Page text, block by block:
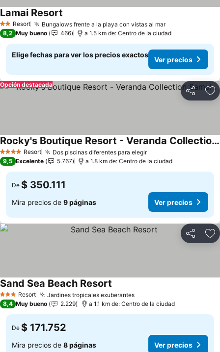
2 Estrellas
Resort Bungalows frente a la playa con vistas al mar
Lamai Resort
8,2 Muy bueno 466 a 1.5 km de: Centro de la ciudad
Elige fechas para ver los precios exactos
Ver precios
Compartir
Opción destacada
4 EstrellasResort Dos piscinas diferentes para elegir
Rocky's Boutique Resort - Veranda Collection Samui
9,5 Excelente 5.767 a 1.8 km de: Centro de la ciudad
De $ 350.111
Mira precios de 9 páginas Ver precios
Compartir
3 EstrellasResort Jardines tropicales exuberantes
Sand Sea Beach Resort
8,4 Muy bueno 2.229 a 1.1 km de: Centro de la ciudad
De $ 171.752
Mira precios de 8 páginas Ver precios